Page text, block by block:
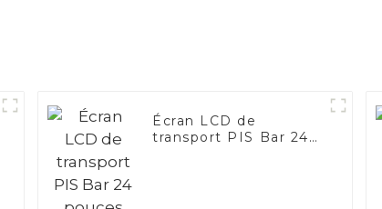
Écran LCD de
transport PIS Bar 24